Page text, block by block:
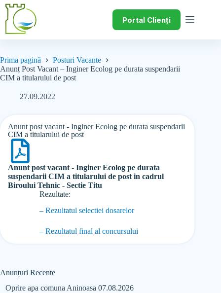
Portal Clienți
Prima pagină
Posturi Vacante
Anunț Post Vacant – Inginer Ecolog pe durata suspendarii
CIM a titularului de post
27.09.2022
Anunt post vacant - Inginer Ecolog pe durata suspendarii
CIM a titularului de post
Anunt post vacant - Inginer Ecolog pe durata
suspendarii CIM a titularului de post in cadrul
Biroului Tehnic - Sectie Titu
Rezultate:
– Rezultatul selectiei dosarelor
– Rezultatul final al concursului
Anunțuri Recente
Oprire apa comuna Aninoasa 07.08.2026